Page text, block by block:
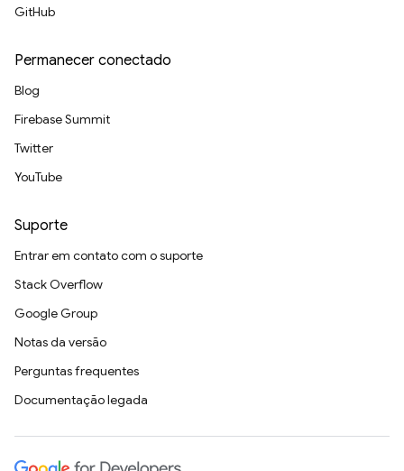
GitHub
Permanecer conectado
Blog
Firebase Summit
Twitter
YouTube
Suporte
Entrar em contato com o suporte
Stack Overflow
Google Group
Notas da versão
Perguntas frequentes
Documentação legada